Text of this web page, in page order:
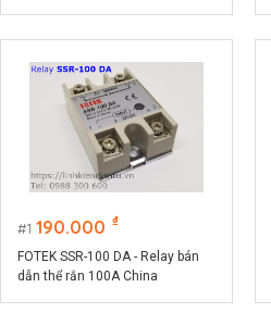
1 190.000 ₫
FOTEK SSR-100 DA - Relay bán
dẫn thể rắn 100A China